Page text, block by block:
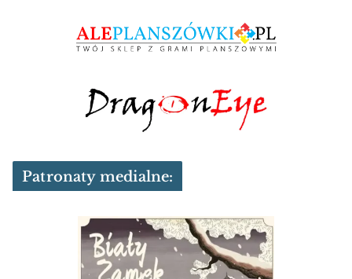
Patronaty medialne: